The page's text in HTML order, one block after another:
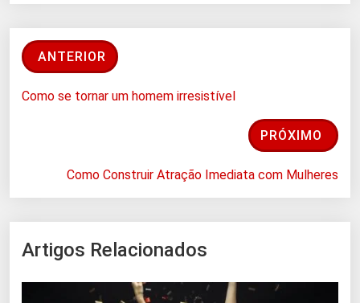
ANTERIOR
Como se tornar um homem irresistível
PRÓXIMO
Como Construir Atração Imediata com Mulheres
Artigos Relacionados